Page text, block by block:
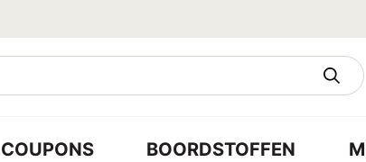
COUPONS BOORDSTOFFEN